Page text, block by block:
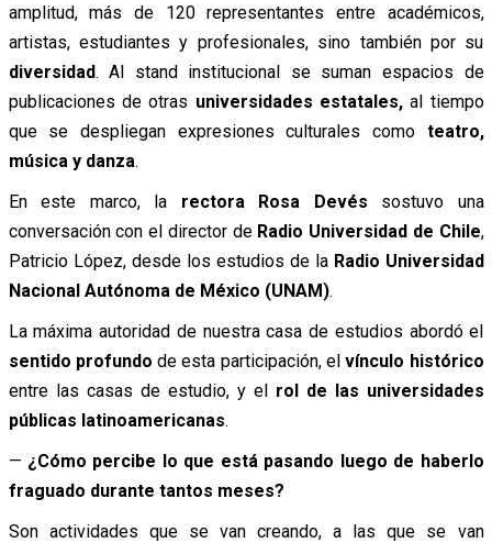
amplitud, más de 120 representantes entre académicos,
artistas, estudiantes y profesionales, sino también por su
diversidad. Al stand institucional se suman espacios de
publicaciones de otras universidades estatales,al tiempo
que se despliegan expresiones culturales como teatro,
música y danza.
En este marco, la rectora Rosa Devés sostuvo una
conversación con el director de Radio Universidad de Chile,
Patricio López, desde los estudios de la Radio Universidad
Nacional Autónoma de México (UNAM).
La máxima autoridad de nuestra casa de estudios abordó el
sentido profundo de esta participación, elvínculo histórico
entre las casas de estudio, y el rol de las universidades
públicas latinoamericanas.
— ¿Cómo percibe lo que está pasando luego de haberlo
fraguado durante tantos meses?
Son actividades que se van creando, a las que se van